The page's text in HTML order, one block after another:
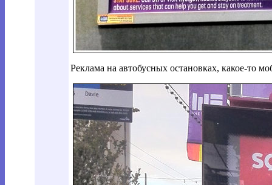
Реклама на автобусных остановках, какое-то